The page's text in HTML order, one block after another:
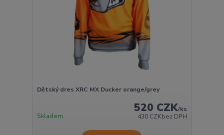
Dětský dres XRC MX Ducker orange/grey
520 CZK/ks
430 CZKbez DPH
Skladem